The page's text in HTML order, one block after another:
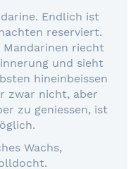
Endlich ist
reserviert.
Mandarinen riecht
und sieht
hineinbeissen
zwar nicht, aber
zu geniessen, ist
Wachs,